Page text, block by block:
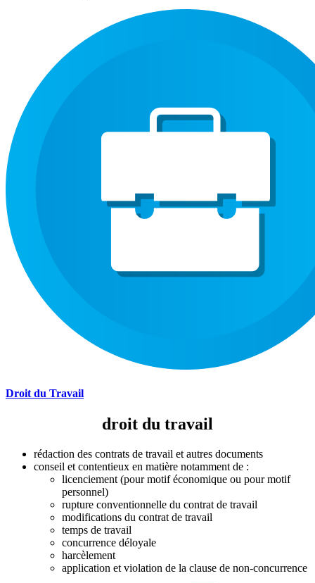
Droit du Travail
droit du travail
rédaction des contrats de travail et autres documents
conseil et contentieux en matière notamment de :
licenciement (pour motif économique ou pour motif
personnel)
rupture conventionnelle du contrat de travail
modifications du contrat de travail
temps de travail
concurrence déloyale
harcèlement
application et violation de la clause de non-concurrence